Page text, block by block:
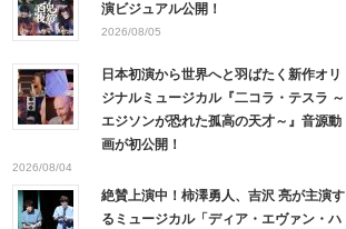
演ビジュアル公開！
2026/08/05
日本初演から世界へと羽ばたく新作オリ
ジナルミュージカル『二コラ・テスラ ～
エジソンが恐れた孤高の天才～』音源動
画が初公開！
2026/08/04
絶賛上演中！柿澤勇人、吉沢 亮が主演す
るミュージカル「ディア・エヴァン・ハ